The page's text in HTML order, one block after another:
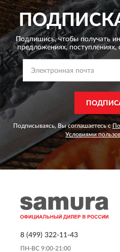
Подпишись, чтобы получать
предложениях,поступлениях,
Подписываясь, Вы соглашаетесь с
Условиями
8 (499) 322-11-43
ПН-ВС 9:00-21:00